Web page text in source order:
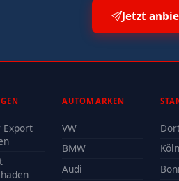
Jetzt
Export
AUTOMARKEN
VW
BMW
Audi
Köln